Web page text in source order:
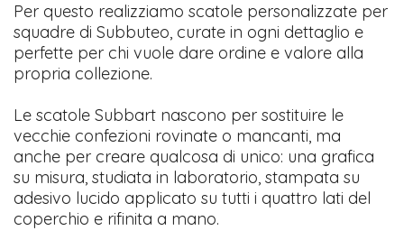
Per questo realizziamo scatole personalizzate per
squadre di Subbuteo, curate in ogni dettaglio e
perfette per chi vuole dare ordine e valore alla
propria collezione.
Le scatole Subbart nascono per sostituire le
vecchie confezioni rovinate o mancanti, ma
anche per creare qualcosa di unico: una grafica
su misura, studiata in laboratorio, stampata su
adesivo lucido applicato su tutti i quattro lati del
coperchio e rifinita a mano.